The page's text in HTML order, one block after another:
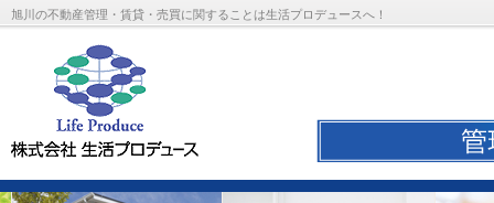
旭川の不動産管理・賃貸・売買に関することは生活プロデュースへ！